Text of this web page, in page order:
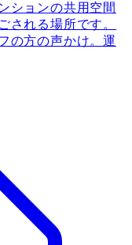
ションの共用空間
される場所です。
の方の声かけ。運